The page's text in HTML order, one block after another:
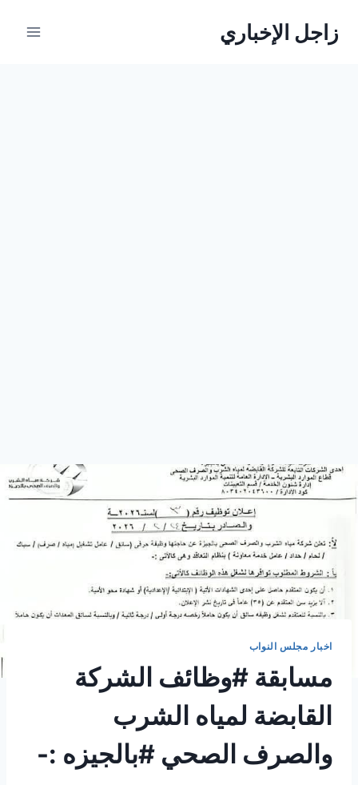
زاجل الإخباري
اخبار مجلس النواب
مسابقة #وظائف الشركة
القابضة لمياه الشرب
والصرف الصحي #بالجيزه :-